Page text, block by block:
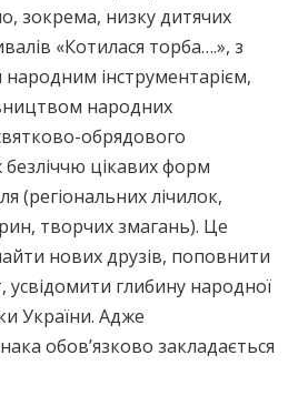
зокрема, низку дитячих
«Котилася торба….», з
народним інструментарієм,
народних
обрядового
цікавих форм
(регіональних лічилок,
творчих змагань). Це
нових друзів, поповнити
усвідомити глибину народної
України. Адже
обов’язково закладається